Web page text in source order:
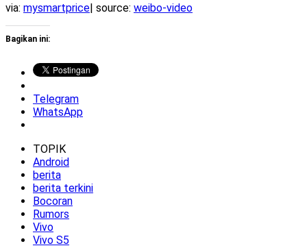
via: mysmartprice | source: weibo-video
Bagikan ini:
Telegram
WhatsApp
TOPIK
Android
berita
berita terkini
Bocoran
Rumors
Vivo
Vivo S5